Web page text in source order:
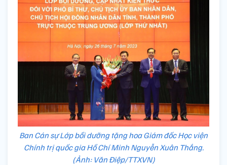
Ban Cán sự Lớp bồi dưỡng tặng hoa Giám đốc Học viện
Chính trị quốc gia Hồ Chí Minh Nguyễn Xuân Thắng.
(Ảnh: Văn Điệp/TTXVN)